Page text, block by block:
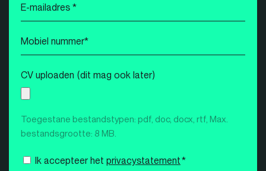
E-
mailadres
*
Mobiel
nummer
*
CV uploaden (dit mag ook later)
Toegestane bestandstypen: pdf, doc, docx, rtf, Max.
bestandsgrootte: 8 MB.
Instemming
Ik accepteer het privacystatement*